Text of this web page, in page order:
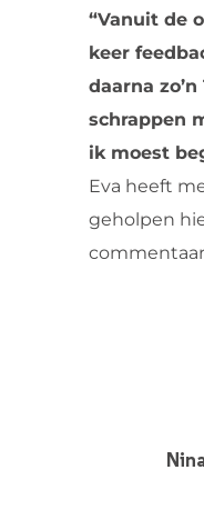
“Vanuit de
keer
daarna
schrappen
ik moest
Eva heeft
geholpen